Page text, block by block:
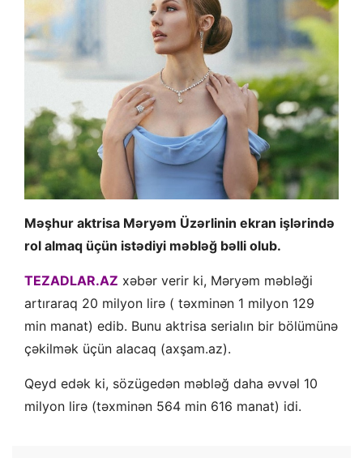
Məşhur aktrisa Məryəm Üzərlinin ekran işlərində
rol almaq üçün istədiyi məbləğ bəlli olub.
TEZADLAR.AZ xəbər verir ki, Məryəm məbləği
artıraraq 20 milyon lirə ( təxminən 1 milyon 129
min manat) edib. Bunu aktrisa serialın bir bölümünə
çəkilmək üçün alacaq (axşam.az).
Qeyd edək ki, sözügedən məbləğ daha əvvəl 10
milyon lirə (təxminən 564 min 616 manat) idi.